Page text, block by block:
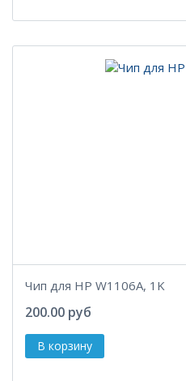
Чип для HP W1106A, 1K
200.00 руб